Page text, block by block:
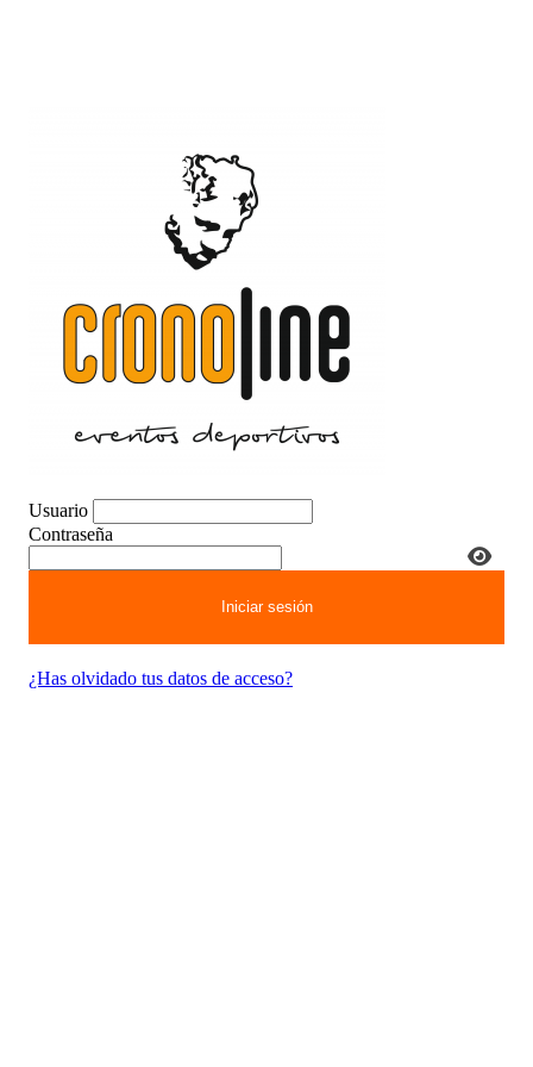
Usuario
Contraseña
¿Has olvidado tus datos de acceso?